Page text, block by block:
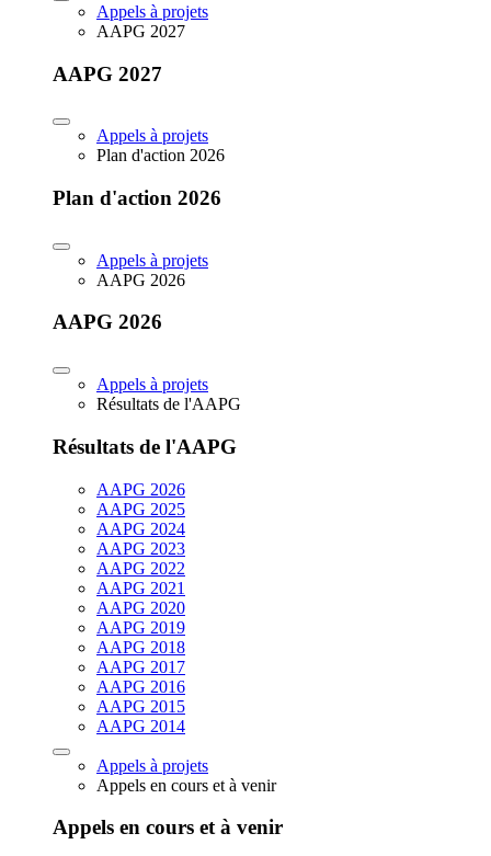
Appels à projets
AAPG 2027
AAPG 2027
Appels à projets
Plan d'action 2026
Plan d'action 2026
Appels à projets
AAPG 2026
AAPG 2026
Appels à projets
Résultats de l'AAPG
Résultats de l'AAPG
AAPG 2026
AAPG 2025
AAPG 2024
AAPG 2023
AAPG 2022
AAPG 2021
AAPG 2020
AAPG 2019
AAPG 2018
AAPG 2017
AAPG 2016
AAPG 2015
AAPG 2014
Appels à projets
Appels en cours et à venir
Appels en cours et à venir